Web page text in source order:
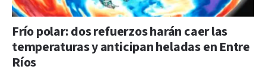
Frío polar: dos refuerzos harán caer las
temperaturas y anticipan heladas en Entre
Ríos